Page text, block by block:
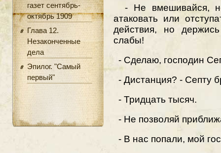
газет сентябрь-
октябрь 1909
Глава 12.
Незаконченные
дела
Эпилог. "Самый
первый"
- Не вмешивайся,
атаковать или
действия, но
слабы!
- Сделаю, господин
- Дистанция? - Септу
- Тридцать тысяч.
- Не позволяй
- В нас попали, мой